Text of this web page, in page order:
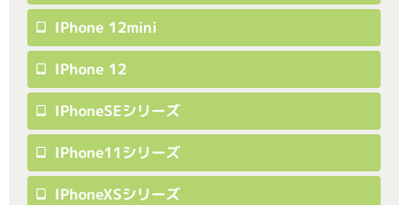
IPhone 12mini
IPhone 12
IPhoneSEシリーズ
IPhone11シリーズ
IPhoneXSシリーズ